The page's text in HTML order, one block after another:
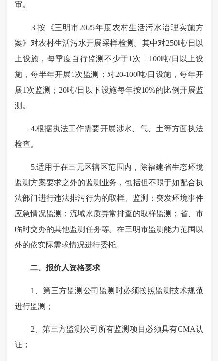
审。
3.按《三明市2025年度农村生活污水治理实施方
案》对农村生活污水开展采样检测。其中对250吨/日以
上设施，每季度自行监测不少于1次；100吨/日以上设
施，每半年开展1次监测；对20-100吨/日设施，每年开
展1次监测；20吨/日以下设施每年按10%的比例开展监
测。
4.根据执法工作需要开展涉水、气、土等方面执法
检查。
5.适用于在三元区辖区范围内，除福建省生态环境
监测方案要求之外的监测业务，包括但不限于如配合执
法部门进行违法排污行为的取样、监测；突发环境事件
应急情况监测；流域水质异常排查的取样监测；省、市
临时交办的其他监测任务等。在三明市监测能力范围以
外的依实际需求情况进行委托。
二、报价人资格要求
1、第三方监测公司监测时必须按照监测技术规范
进行监测；
2、第三方监测公司所有监测项目必须具有CMA认
证；